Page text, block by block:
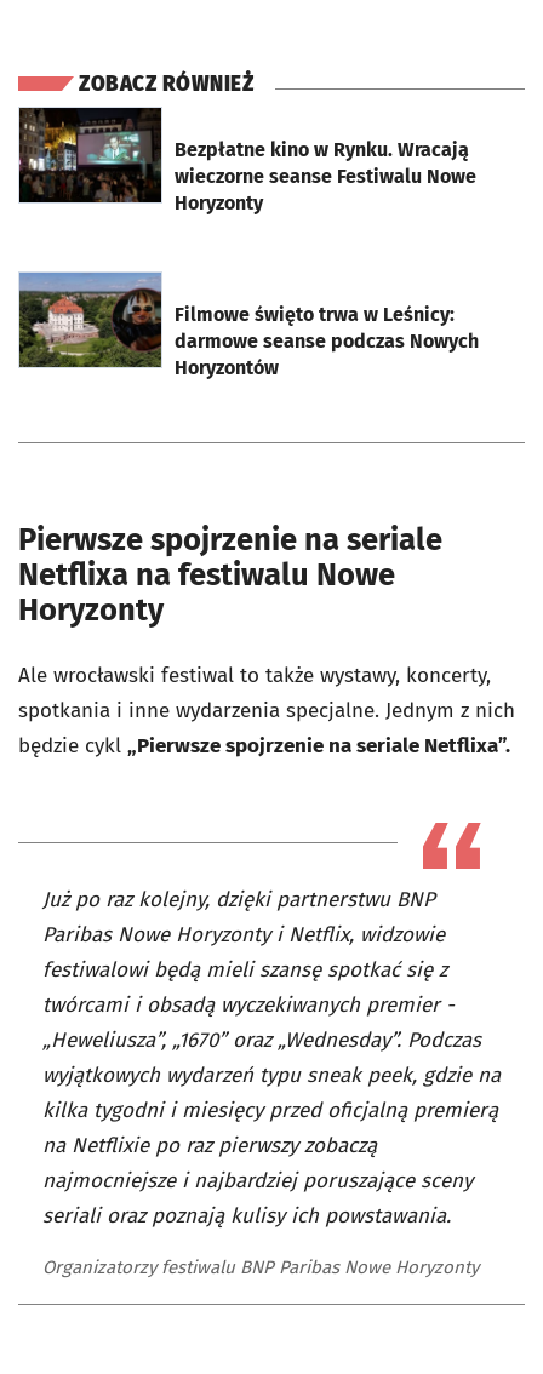
ZOBACZ RÓWNIEŻ
Bezpłatne kino w Rynku. Wracają
wieczorne seanse Festiwalu Nowe
Horyzonty
otworzy się w nowej karcie
Filmowe święto trwa w Leśnicy:
darmowe seanse podczas Nowych
Horyzontów
otworzy się w nowej karcie
Pierwsze spojrzenie na seriale
Netflixa na festiwalu Nowe
Horyzonty
Ale wrocławski festiwal to także wystawy, koncerty,
spotkania i inne wydarzenia specjalne. Jednym z nich
będzie cykl „Pierwsze spojrzenie na seriale Netflixa”.
Już po raz kolejny, dzięki partnerstwu BNP
Paribas Nowe Horyzonty i Netflix, widzowie
festiwalowi będą mieli szansę spotkać się z
twórcami i obsadą wyczekiwanych premier -
„Heweliusza”, „1670” oraz „Wednesday”. Podczas
wyjątkowych wydarzeń typu sneak peek, gdzie na
kilka tygodni i miesięcy przed oficjalną premierą
na Netflixie po raz pierwszy zobaczą
najmocniejsze i najbardziej poruszające sceny
seriali oraz poznają kulisy ich powstawania.
Organizatorzy festiwalu BNP Paribas Nowe Horyzonty